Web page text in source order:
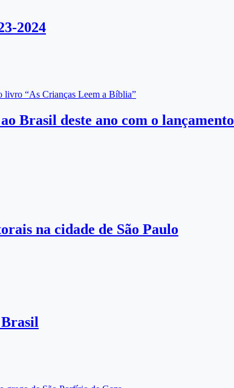
2024
livro “As Crianças Leem a Bíblia”
Brasil deste ano com o
na cidade de São Paulo